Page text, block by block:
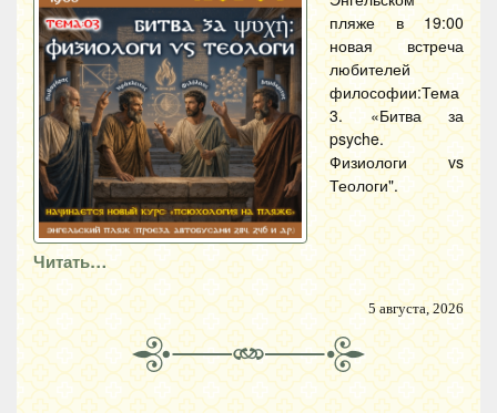
пляже в 19:00
новая встреча
любителей
философии:Тема
3. «Битва за
psyche.
Физиологи vs
Теологи".
Читать…
5 августа, 2026